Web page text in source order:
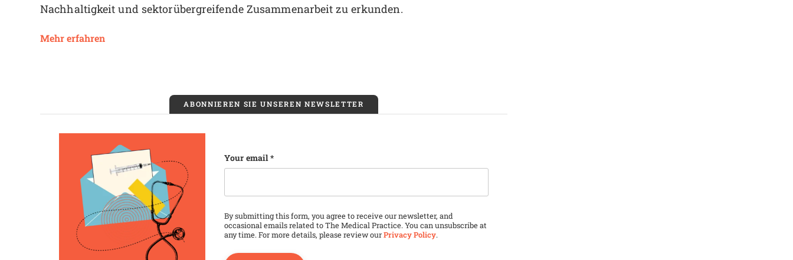
Nachhaltigkeit und sektorübergreifende Zusammenarbeit zu erkunden.
Mehr erfahrenOpens new window
ABONNIEREN SIE UNSEREN NEWSLETTER
Instagram
Your email*
By submitting this form, you agree to receive our newsletter, and
occasional emails related to The Medical Practice. You can unsubscribe at
any time. For more details, please review ourPrivacy Policy.